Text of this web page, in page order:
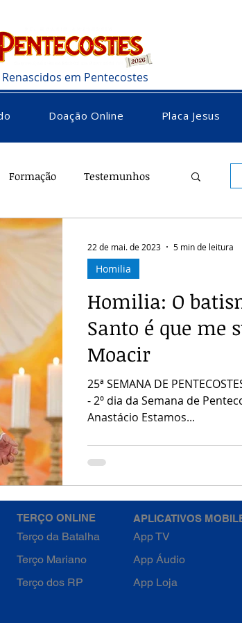
Renascidos em Pentecostes
Doação Online Placa Jesus
Formação Testemunhos
Homilia: O
Santo é que me
Moacir
25ª SEMANA DE
- 2º dia da Semana de
Anastácio Estamos...
Homilia
22 de mai. de 2023 5 min de leitura
TERÇO ONLINE
Terço da Batalha
Terço Mariano
Terço dos RP
APLICATIVOS
App TV
App Áudio
App Loja